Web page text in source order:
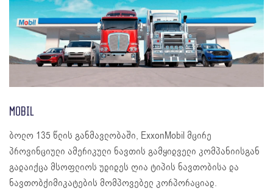
MOBIL
ბოლო 135 წლის განმავლობაში, ExxonMobil მცირე
პროვინციული ამერიკული ნავთის გამყიდველი კომპანიისგან
გადაიქცა მსოფლიოს უდიდეს ღია ტიპის ნავთობისა და
ნავთობქიმიკატების მომპოვებელ კორპორაციად.